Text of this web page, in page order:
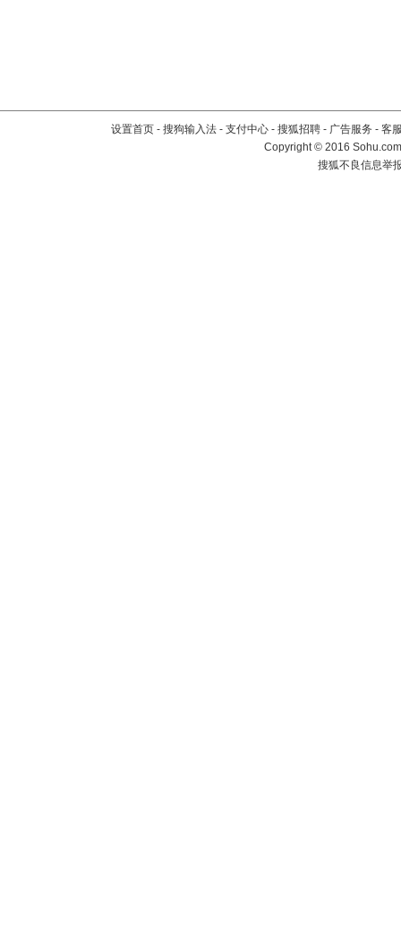
设置首页 - 搜狗输入法 - 支付中心 - 搜狐招聘 - 广告服务 - 客
Copyright©2016
搜狐不良信息举